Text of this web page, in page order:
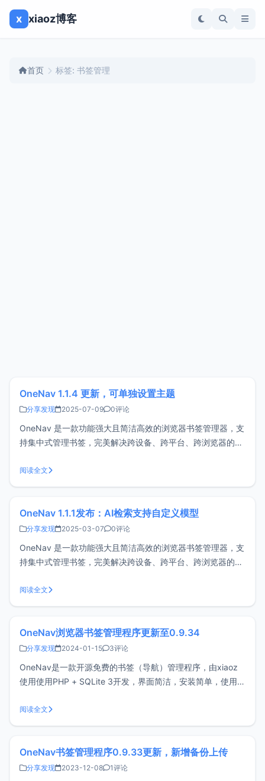
x xiaoz博客
首页 标签: 书签管理
OneNav 1.1.4 更新，可单独设置主题
分享发现 2025-07-09 0评论
OneNav 是一款功能强大且简洁高效的浏览器书签管理器，支
持集中式管理书签，完美解决跨设备、跨平台、跨浏览器的同
界面简洁、操作方便，还可与浏览器扩展（插件）配合使用，
为你带来更加高效便捷的书签管理体验。Github开源地址：
阅读全文
OneNav 1.1.1发布：AI检索支持自定义模型
分享发现 2025-03-07 0评论
OneNav 是一款功能强大且简洁高效的浏览器书签管理器，支
持集中式管理书签，完美解决跨设备、跨平台、跨浏览器的同
界面简洁、操作方便，还可与浏览器扩展（插件）配合使用，
为你带来更加高效便捷的书签管理体验。Github开源地址：
阅读全文
OneNav浏览器书签管理程序更新至0.9.34
分享发现 2024-01-15 3评论
OneNav是一款开源免费的书签（导航）管理程序，由xiaoz
使用使用PHP + SQLite 3开发，界面简洁，安装简单，使用方
备、跨平台、跨浏览器之间同步和访问困难问题，做到一处部
署，随处访问。安装OneNav：https://doc.xi
阅读全文
OneNav书签管理程序0.9.33更新，新增备份上传
分享发现 2023-12-08 1评论